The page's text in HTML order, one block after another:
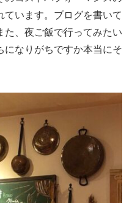
ています。ブログを書いて
た、夜ご飯で行ってみたい
になりがちですか本当にそ